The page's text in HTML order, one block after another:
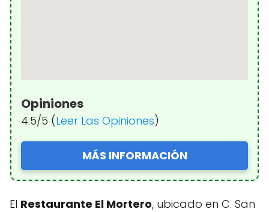
Opiniones
4.5/5 (Leer Las Opiniones)
MÁS INFORMACIÓN
El Restaurante El Mortero, ubicado en C. San